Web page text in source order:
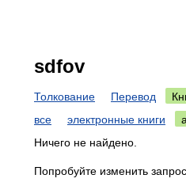
sdfov
Толкование Перевод
все
электронные книги
Ничего не найдено.
Попробуйте изменить запрос